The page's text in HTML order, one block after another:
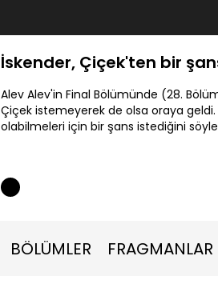
İskender, Çiçek'ten bir
Alev Alev'in Final Bölümünde (28.
Çiçek istemeyerek de olsa oraya
olabilmeleri için bir şans istediğini
BÖLÜMLER FRAGMANLAR